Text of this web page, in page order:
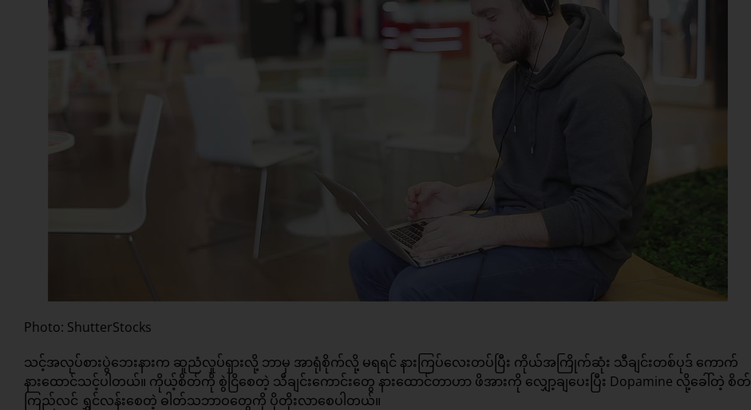
Photo: ShutterStocks
သင့်အလုပ်စားပွဲဘေးနားက ဆူညံလှုပ်ရှားလို့ ဘာမှ အာရုံစိုက်လို့ မရရင် နားကြပ်လေးတပ်ပြီး ကိုယ်အကြိုက်ဆုံး သီချင်းတစ်ပုဒ် ကောက်
နားထောင်သင့်ပါတယ်။ ကိုယ့်စိတ်ကို စွဲငြိစေတဲ့ သီချင်းကောင်းတွေ နားထောင်တာဟာ ဖိအားကို လျှော့ချပေးပြီး Dopamine လို့ခေါ်တဲ့ စိတ်
ကြည်လင် ရွှင်လန်းစေတဲ့ ဓါတ်သဘာဝတွေကို ပိုတိုးလာစေပါတယ်။